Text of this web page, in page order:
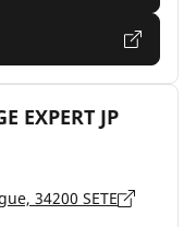
EXPERT JP
34200 SETE